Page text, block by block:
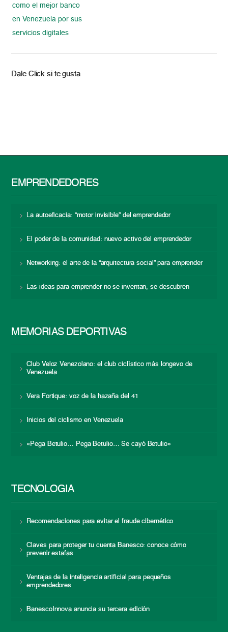
como el mejor banco
en Venezuela por sus
servicios digitales
Dale Click si te gusta
EMPRENDEDORES
La autoeficacia: “motor invisible” del emprendedor
El poder de la comunidad: nuevo activo del emprendedor
Networking: el arte de la “arquitectura social” para emprender
Las ideas para emprender no se inventan, se descubren
MEMORIAS DEPORTIVAS
Club Veloz Venezolano: el club ciclístico más longevo de
Venezuela
Vera Fortique: voz de la hazaña del 41
Inicios del ciclismo en Venezuela
«Pega Betulio… Pega Betulio… Se cayó Betulio»
TECNOLOGÍA
Recomendaciones para evitar el fraude cibernético
Claves para proteger tu cuenta Banesco: conoce cómo
prevenir estafas
Ventajas de la inteligencia artificial para pequeños
emprendedores
BanescoInnova anuncia su tercera edición